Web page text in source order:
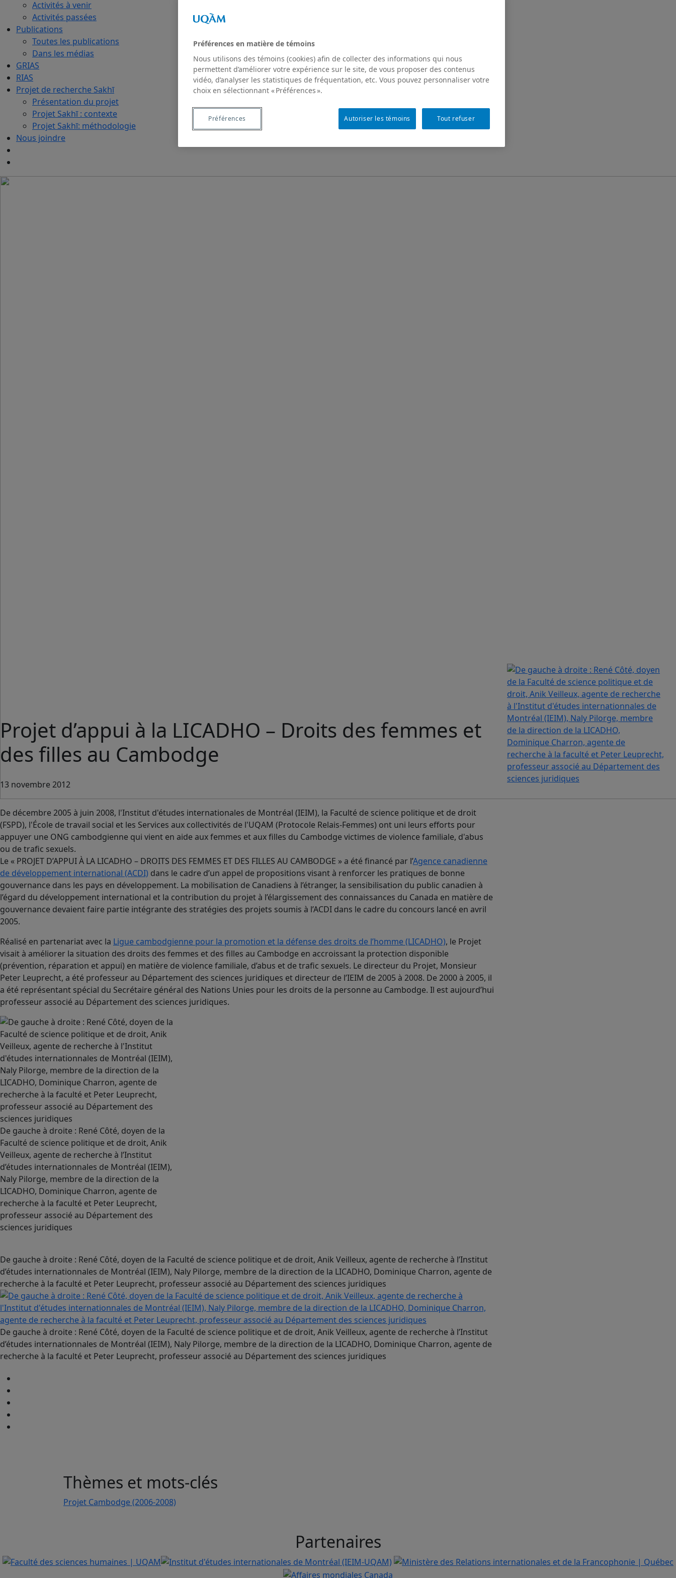
Activités à venir
Activités passées
Publications
Toutes les publications
Dans les médias
GRIAS
RIAS
Projet de recherche Sakhī
Présentation du projet
Projet Sakhī : contexte
Projet Sakhī: méthodologie
Nous joindre
Projet d’appui à la LICADHO – Droits des femmes et
des filles au Cambodge
13 novembre 2012
De décembre 2005 à juin 2008, l'Institut d'études internationales de Montréal (IEIM), la Faculté de science politique et de droit
(FSPD), l'École de travail social et les Services aux collectivités de l'UQAM (Protocole Relais-Femmes) ont uni leurs efforts pour
appuyer une ONG cambodgienne qui vient en aide aux femmes et aux filles du Cambodge victimes de violence familiale, d'abus
ou de trafic sexuels.
Le « PROJET D’APPUI À LA LICADHO – DROITS DES FEMMES ET DES FILLES AU CAMBODGE » a été financé par l’Agence canadienne
de développement international (ACDI) dans le cadre d’un appel de propositions visant à renforcer les pratiques de bonne
gouvernance dans les pays en développement. La mobilisation de Canadiens à l’étranger, la sensibilisation du public canadien à
l’égard du développement international et la contribution du projet à l’élargissement des connaissances du Canada en matière de
gouvernance devaient faire partie intégrante des stratégies des projets soumis à l’ACDI dans le cadre du concours lancé en avril
2005.
Réalisé en partenariat avec la Ligue cambodgienne pour la promotion et la défense des droits de l’homme (LICADHO), le Projet
visait à améliorer la situation des droits des femmes et des filles au Cambodge en accroissant la protection disponible
(prévention, réparation et appui) en matière de violence familiale, d’abus et de trafic sexuels. Le directeur du Projet, Monsieur
Peter Leuprecht, a été professeur au Département des sciences juridiques et directeur de l’IEIM de 2005 à 2008. De 2000 à 2005, il
a été représentant spécial du Secrétaire général des Nations Unies pour les droits de la personne au Cambodge. Il est aujourd’hui
professeur associé au Département des sciences juridiques.
De gauche à droite : René Côté, doyen de la
Faculté de science politique et de droit, Anik
Veilleux, agente de recherche à l’Institut
d’études internationnales de Montréal (IEIM),
Naly Pilorge, membre de la direction de la
LICADHO, Dominique Charron, agente de
recherche à la faculté et Peter Leuprecht,
professeur associé au Département des
sciences juridiques
De gauche à droite : René Côté, doyen de la Faculté de science politique et de droit, Anik Veilleux, agente de recherche à l’Institut
d’études internationnales de Montréal (IEIM), Naly Pilorge, membre de la direction de la LICADHO, Dominique Charron, agente de
recherche à la faculté et Peter Leuprecht, professeur associé au Département des sciences juridiques
De gauche à droite : René Côté, doyen de la Faculté de science politique et de droit, Anik Veilleux, agente de recherche à l’Institut
d’études internationnales de Montréal (IEIM), Naly Pilorge, membre de la direction de la LICADHO, Dominique Charron, agente de
recherche à la faculté et Peter Leuprecht, professeur associé au Département des sciences juridiques
Thèmes et mots-clés
Projet Cambodge (2006-2008)
Partenaires
Préférences en matière de témoins
Nous utilisons des témoins (cookies) afin de collecter des informations qui nous
permettent d’améliorer votre expérience sur le site, de vous proposer des contenus
vidéo, d’analyser les statistiques de fréquentation, etc. Vous pouvez personnaliser votre
choix en sélectionnant « Préférences ».
Tout refuser
Autoriser les témoins
Préférences